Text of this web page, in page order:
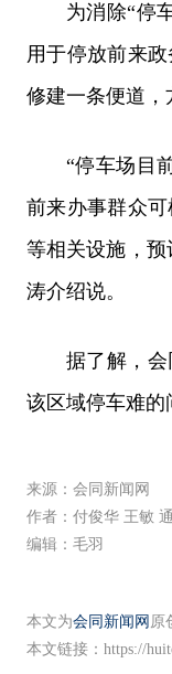
为消除“停
用于停放前来
修建一条便道，
“停车场目
前来办事群众
等相关设施，预
涛介绍说。
据了解，
该区域停车难的
来源：会同新闻网
作者：付俊华 王敏
编辑：毛羽
本文为会同新闻网 原
本文链接： https://